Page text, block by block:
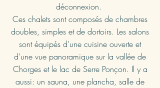
déconnexion.
Ces chalets sont composés de chambres
doubles, simples et de dortoirs. Les salons
sont équipés d'une cuisine ouverte et
d'une vue panoramique sur la vallée de
Chorges et le lac de Serre Ponçon. Il y a
aussi: un sauna, une plancha, salle de